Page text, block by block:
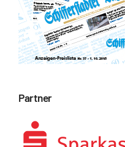
Partner